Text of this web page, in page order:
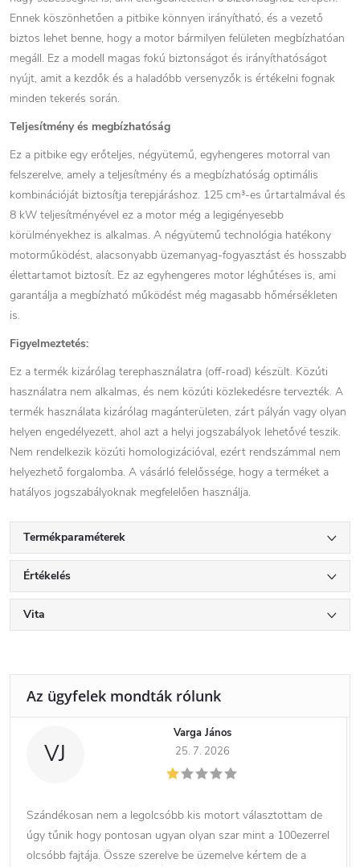
Ennek köszönhetően a pitbike könnyen irányítható, és a vezető
biztos lehet benne, hogy a motor bármilyen felületen megbízhatóan
megáll. Ez a modell magas fokú biztonságot és irányíthatóságot
nyújt, amit a kezdők és a haladóbb versenyzők is értékelni fognak
minden tekerés során.
Teljesítmény és megbízhatóság
Ez a pitbike egy erőteljes, négyütemű, egyhengeres motorral van
felszerelve, amely a teljesítmény és a megbízhatóság optimális
kombinációját biztosítja terepjáráshoz. 125 cm³-es űrtartalmával és
8 kW teljesítményével ez a motor még a legigényesebb
körülményekhez is alkalmas. A négyütemű technológia hatékony
motorműködést, alacsonyabb üzemanyag-fogyasztást és hosszabb
élettartamot biztosít. Ez az egyhengeres motor léghűtéses is, ami
garantálja a megbízható működést még magasabb hőmérsékleten
is.
Figyelmeztetés:
Ez a termék kizárólag terephasználatra (off-road) készült. Közúti
használatra nem alkalmas, és nem közúti közlekedésre tervezték. A
termék használata kizárólag magánterületen, zárt pályán vagy olyan
helyen engedélyezett, ahol azt a helyi jogszabályok lehetővé teszik.
Nem rendelkezik közúti homologizációval, ezért rendszámmal nem
helyezhető forgalomba. A vásárló felelőssége, hogy a terméket a
hatályos jogszabályoknak megfelelően használja.
Termékparaméterek
Értékelés
Vita
VJ
Varga János
25. 7. 2026
Szándékosan nem a legolcsóbb kis motort választottam de
úgy tűnik hogy pontosan ugyan olyan szar mint a 100ezerrel
olcsóbb fajtája. Össze szerelve be üzemelve kértem de a